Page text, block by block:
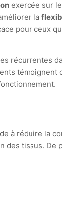
exercée sur
la
pour ceux
récurrentes
témoignent
à réduire la
tissus. De